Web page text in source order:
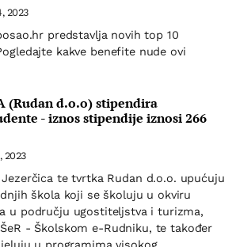
2023
predstavlja novih top 10
kakve benefite nude ovi
(Rudan d.o.o) stipendira
- iznos stipendije iznosi 266
2023
te tvrtka Rudan d.o.o. upućuju
škola koji se školuju u okviru
u području ugostiteljstva i turizma,
- Školskom e-Rudniku, te također